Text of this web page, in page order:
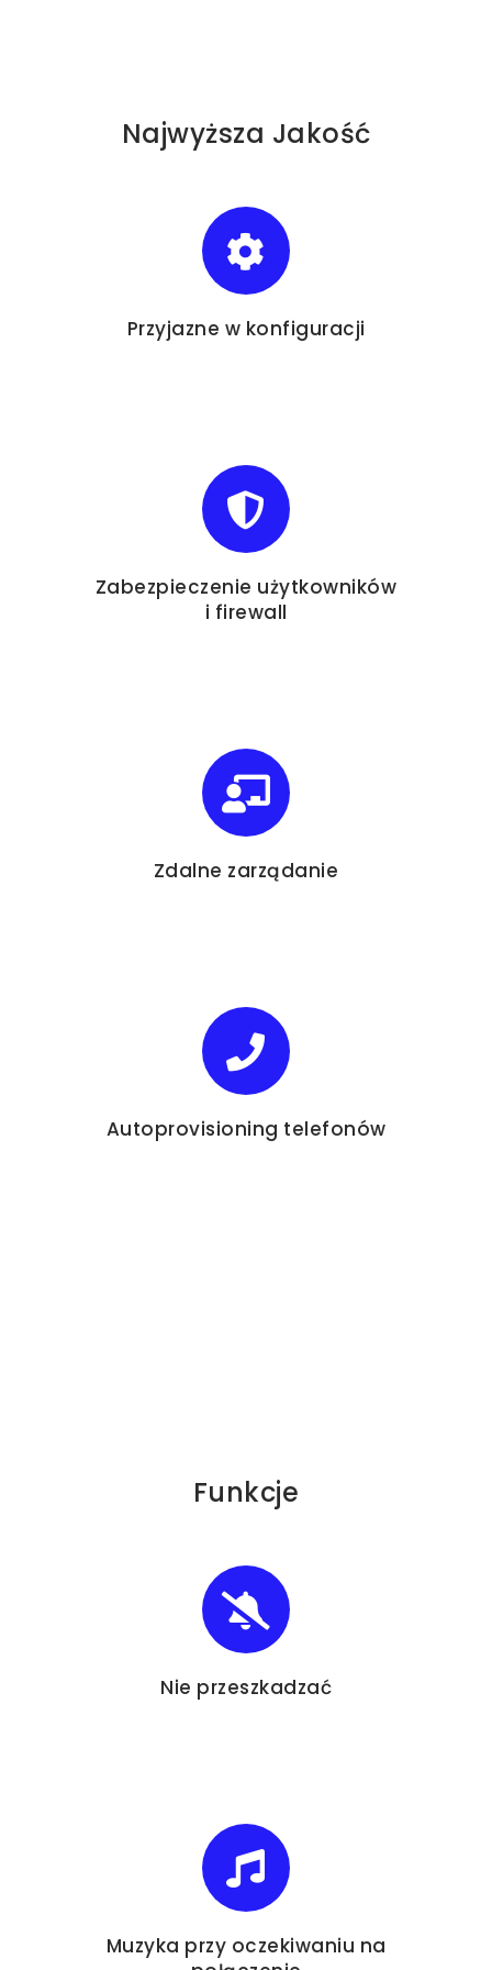
Najwyższa Jakość
Przyjazne w konfiguracji
Zabezpieczenie użytkowników
i firewall
Zdalne zarządanie
Autoprovisioning telefonów
Funkcje
Nie przeszkadzać
Muzyka przy oczekiwaniu na